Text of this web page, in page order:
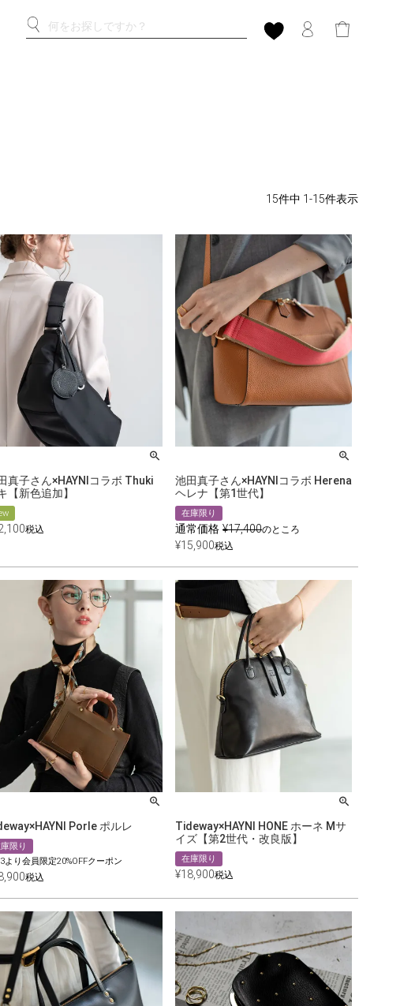
15件中 1-15件表示
真子さん×HAYNIコラボ Thuki
【新色追加】
税込
池田真子さん×HAYNIコラボ Herena
ヘレナ【第1世代】
在庫限り
通常価格 ¥17,400のところ
¥15,900税込
Porle ポルレ
限り
より会員限定20%OFFクーポン
税込
Tideway×HAYNI HONE ホーネ Mサ
イズ【第2世代・改良版】
在庫限り
¥18,900税込